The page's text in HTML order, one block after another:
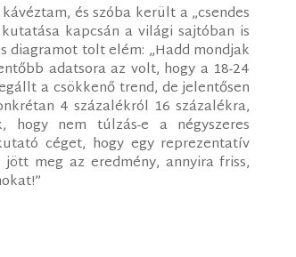
és szóba került a „csendes
kapcsán a világi sajtóban is
tolt elém: „Hadd mondjak
adatsora az volt, hogy a 18-24
a csökkenő trend, de jelentősen
4 százalékról 16 százalékra,
nem túlzás-e a négyszeres
céget, hogy egy reprezentatív
meg az eredmény, annyira friss,